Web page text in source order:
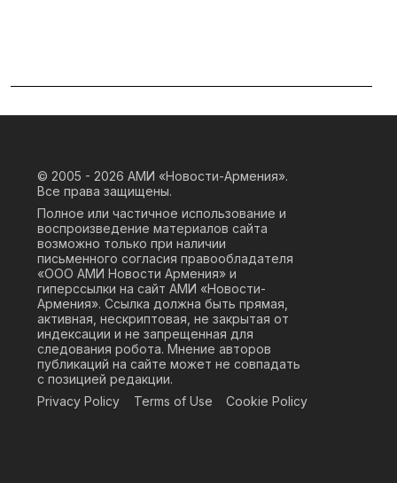
© 2005 - 2026 АМИ «Новости-Армения».
Все права защищены.
Полное или частичное использование и
воспроизведение материалов сайта
возможно только при наличии
письменного согласия правообладателя
«ООО АМИ Новости Армения» и
гиперссылки на сайт АМИ «Новости-
Армения». Ссылка должна быть прямая,
активная, нескриптовая, не закрытая от
индексации и не запрещенная для
следования робота. Мнение авторов
публикаций на сайте может не совпадать
с позицией редакции.
Privacy Policy
Terms of Use Cookie Policy